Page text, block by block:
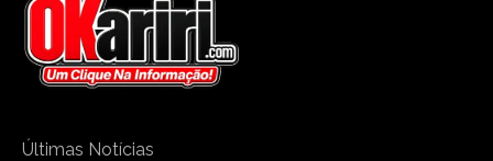
Últimas Notícias